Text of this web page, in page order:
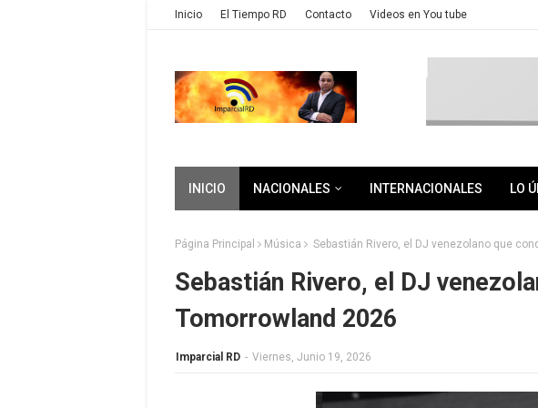
Inicio El Tiempo RD Contacto Videos en You tube
INICIO NACIONALES INTERNACIONALES LO
Página Principal Música Sebastián Rivero, el DJ venezolano que
Sebastián Rivero, el DJ
Tomorrowland 2026
Imparcial RD - Viernes, Junio 19, 2026